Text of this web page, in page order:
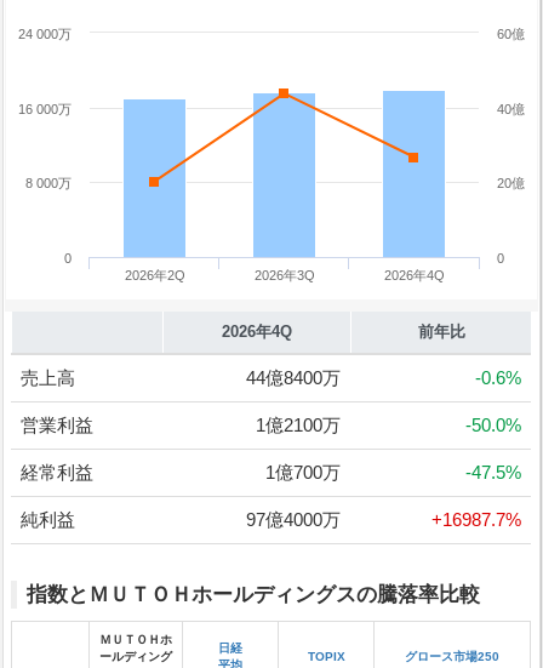
2026年2Q 2026年3Q 2026年4Q
0
20億
40億
60億
0
8 000万
16 000万
24 000万
2026年4Q 前年比
売上高 44億8400万 -0.6%
営業利益 1億2100万 -50.0%
経常利益 1億700万 -47.5%
純利益 97億4000万 +16987.7%
指数とＭＵＴＯＨホールディングスの騰落率比較
ＭＵＴＯＨホ
ールディング
日経
平均
TOPIX グロース市場250